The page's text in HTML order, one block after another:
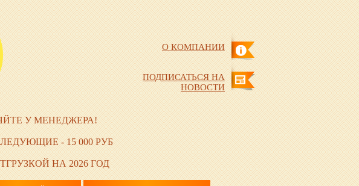
О КОМПАНИИ
ПОДПИСАТЬСЯ НА
НОВОСТИ
У МЕНЕДЖЕРА!
- 15 000 РУБ
НА 2026 ГОД